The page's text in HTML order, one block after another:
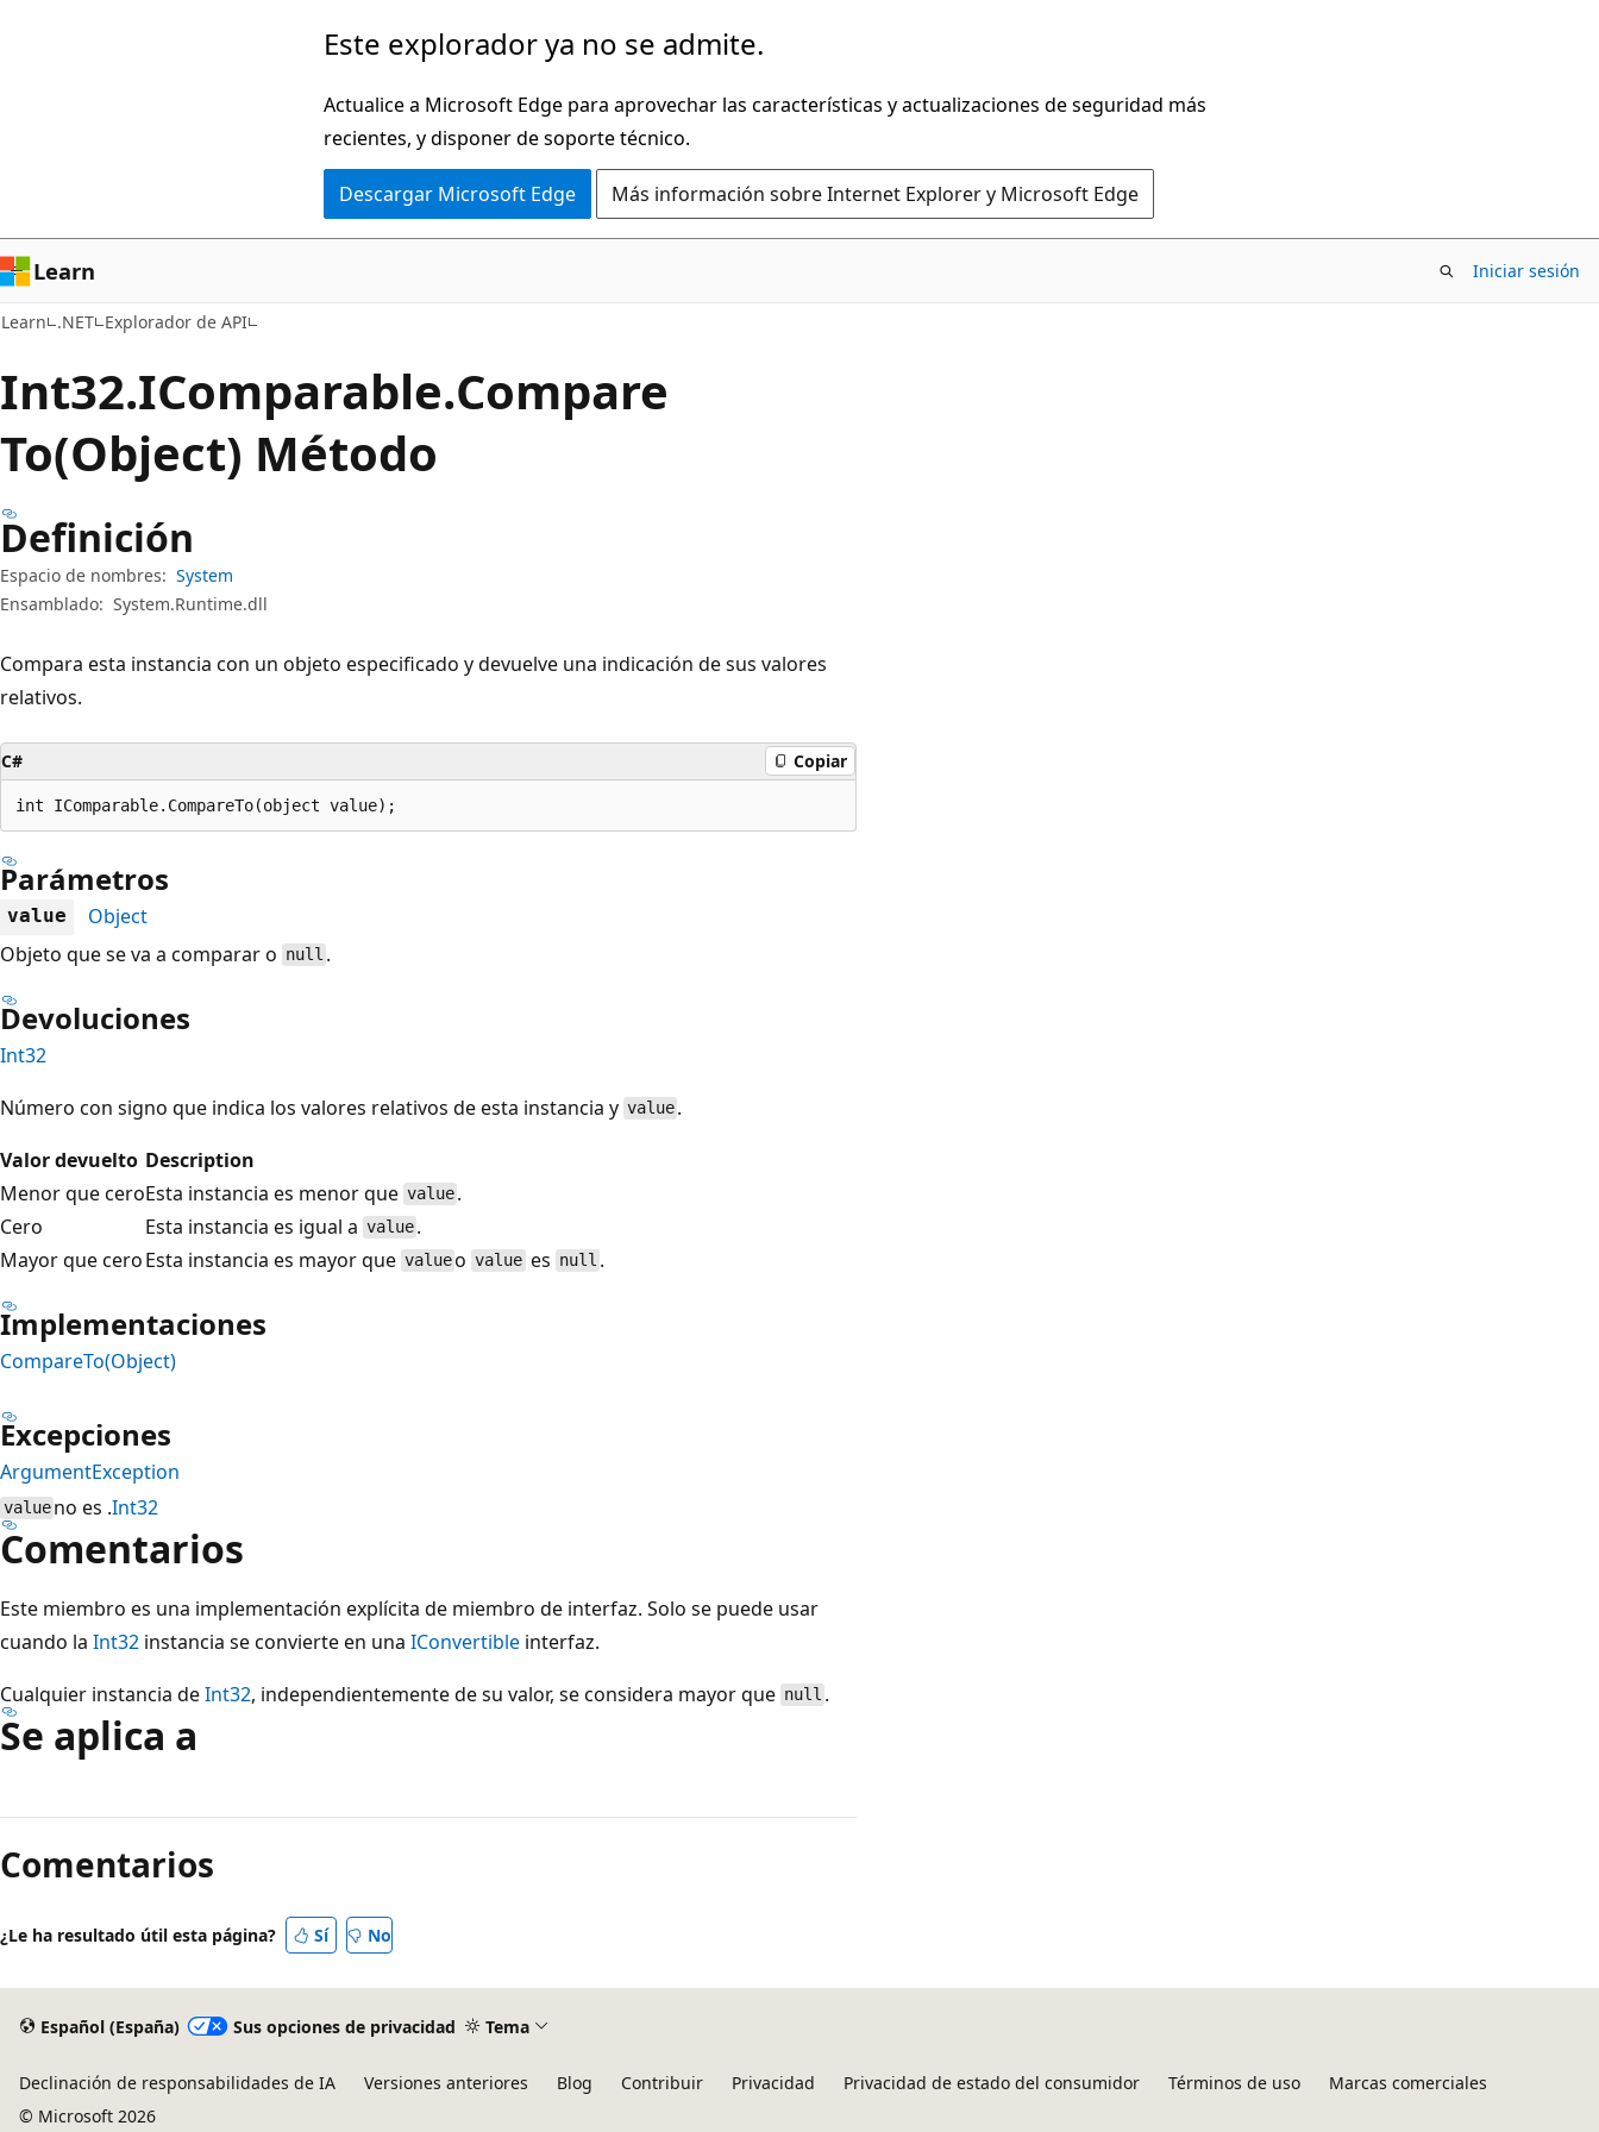
página
Este explorador ya no se admite.
Actualice a Microsoft Edge para aprovechar las características y actualizaciones de seguridad más
recientes, y disponer de soporte técnico.
Descargar Microsoft Edge Más información sobre Internet Explorer y Microsoft Edge
Learn Iniciar sesión
Learn .NET Explorador de API
Int32.IComparable.Compare
To(Object) Método
Definición
Espacio de nombres: System
Ensamblado: System.Runtime.dll
Compara esta instancia con un objeto especificado y devuelve una indicación de sus valores
relativos.
C# Copiar
int IComparable.CompareTo(object value);
Parámetros
value
Object
Objeto que se va a comparar o null .
Devoluciones
Int32
Número con signo que indica los valores relativos de esta instancia y value .
Valor devuelto Description
Menor que ceroEsta instancia es menor que value .
Cero
Esta instancia es igual a value .
Mayor que ceroEsta instancia es mayor que valueovaluees null .
Implementaciones
CompareTo(Object)
Excepciones
ArgumentException
value no es .Int32
Comentarios
Este miembro es una implementación explícita de miembro de interfaz. Solo se puede usar
cuando la Int32 instancia se convierte en una IConvertible interfaz.
Cualquier instancia deInt32, independientemente de su valor, se considera mayor que null .
Se aplica a
de
lectura
Comentarios
¿Le ha resultado útil esta página? Sí No
Español (España) Sus opciones de privacidad Tema
Declinación de responsabilidades de IA Versiones anteriores Blog Contribuir Privacidad Privacidad de estado del consumidor Términos de uso
Marcas comerciales
© Microsoft 2026